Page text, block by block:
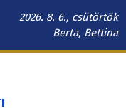
2026. 8. 6., csütörtök
Berta, Bettina